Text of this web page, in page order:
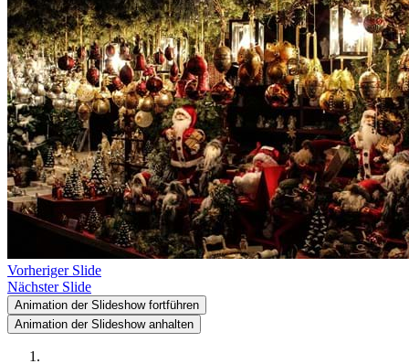
Vorheriger Slide
Nächster Slide
Animation der Slideshow fortführen
Animation der Slideshow anhalten